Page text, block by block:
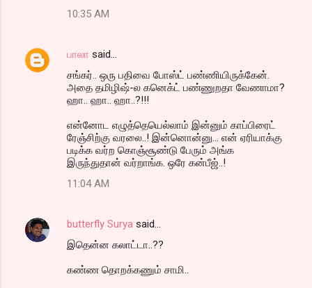
10:35 AM
பாலா said…
சங்கர்.. ஒரு பதிவை போஸ்ட் பண்ணியிருக்கேன்.
அதை தமிழிஷ்-ல கனெக்ட் பண்ணுறதா வேணாமா?
ஹா.. ஹா.. ஹா..?!!!
என்னோட எழுத்தெயெல்லாம் இன்னும் காப்பிரைட்
ரேஞ்சிற்கு வரலை..! இன்னொன்னு... என் ஏரியாக்கு
படிக்க வர்ற கொஞ்சூண்டு பேரும் அங்க
இருந்துதான் வர்றாங்க. ஒரே கன்பீஜ்..!
11:04 AM
butterfly Surya said…
இதென்ன கலாட்டா..??
கண்ண தொறக்கணும் சாமி..